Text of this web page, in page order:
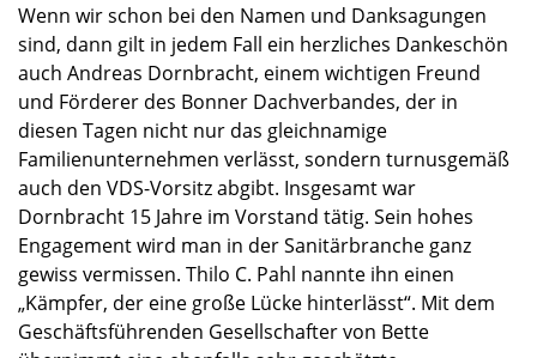
Wenn wir schon bei den Namen und Danksagungen
sind, dann gilt in jedem Fall ein herzliches Dankeschön
auch Andreas Dornbracht, einem wichtigen Freund
und Förderer des Bonner Dachverbandes, der in
diesen Tagen nicht nur das gleichnamige
Familienunternehmen verlässt, sondern turnusgemäß
auch den VDS-Vorsitz abgibt. Insgesamt war
Dornbracht 15 Jahre im Vorstand tätig. Sein hohes
Engagement wird man in der Sanitärbranche ganz
gewiss vermissen. Thilo C. Pahl nannte ihn einen
„Kämpfer, der eine große Lücke hinterlässt“. Mit dem
Geschäftsführenden Gesellschafter von Bette